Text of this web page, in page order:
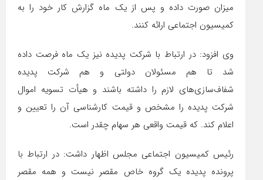
میزان صورت داده و پس از یک ماه گزارش کار خود را به
کمیسیون اجتماعی ارائه کنند.
وی افزود: در ارتباط با شرکت پدیده نیز یک ماه فرصت داده
شد تا هم مسئولان دولتی و هم شرکت پدیده
شفاف‌سازی‌های لازم را داشته باشند و هیأت تسویه اموال
شرکت پدیده را مشخص و قیمت کارشناسی آن را تعیین و
اعلام کند. که قیمت واقعی هر سهام چقدر است.
رئیس کمیسیون اجتماعی مجلس اظهار داشت: در ارتباط با
پرونده پدیده یک گروه خاص مقصر نیست و همه مقصر